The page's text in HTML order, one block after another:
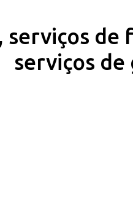
serviços
serviços